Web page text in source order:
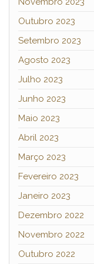
Outubro 2023
Setembro 2023
Agosto 2023
Julho 2023
Junho 2023
Maio 2023
Abril 2023
Março 2023
Fevereiro 2023
Janeiro 2023
Dezembro 2022
Novembro 2022
Outubro 2022